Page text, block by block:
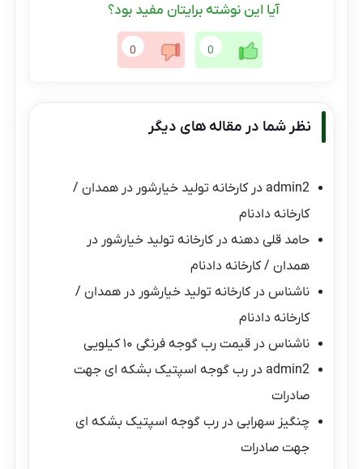
آیا این نوشته برایتان مفید بود؟
0
0
نظر شما در مقاله های دیگر
admin2 درکارخانه تولید خیارشور در همدان /
کارخانه دادنام
حامد قلی دهنه درکارخانه تولید خیارشور در
همدان / کارخانه دادنام
ناشناس درکارخانه تولید خیارشور در همدان /
کارخانه دادنام
ناشناس درقیمت رب گوجه فرنگی ۱۰ کیلویی
admin2 دررب گوجه اسپتیک بشکه ای جهت
صادرات
چنگیز سهرابی دررب گوجه اسپتیک بشکه ای
جهت صادرات